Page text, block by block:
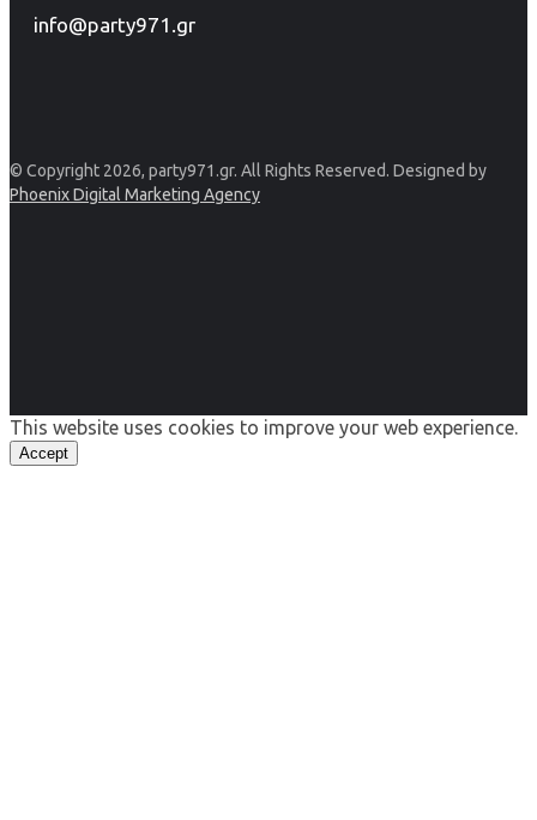
info@party971.gr
© Copyright 2026, party971.gr. All Rights Reserved. Designed by
Phoenix Digital Marketing Agency
This website uses cookies to improve your web experience.
Accept